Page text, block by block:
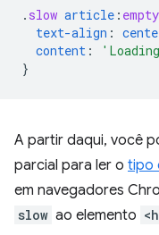
. slow article : empty
text-align :
content :
}
A partir daqui, você
parcial para ler o tipo
em navegadores
slow ao elemento